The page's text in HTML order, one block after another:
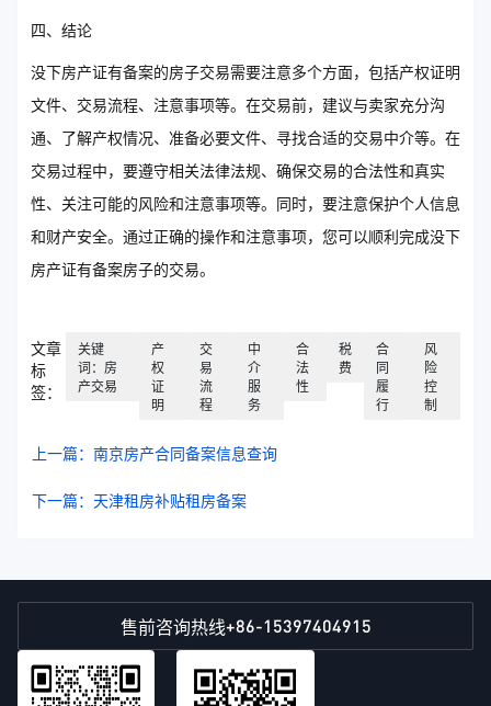
四、结论
没下房产证有备案的房子交易需要注意多个方面，包括产权证明
文件、交易流程、注意事项等。在交易前，建议与卖家充分沟
通、了解产权情况、准备必要文件、寻找合适的交易中介等。在
交易过程中，要遵守相关法律法规、确保交易的合法性和真实
性、关注可能的风险和注意事项等。同时，要注意保护个人信息
和财产安全。通过正确的操作和注意事项，您可以顺利完成没下
房产证有备案房子的交易。
文章
标
签：
关键
词：房
产交易
产
权
证
明
交
易
流
程
中
介
服
务
合
法
性
税
费
合
同
履
行
风
险
控
制
上一篇：南京房产合同备案信息查询
下一篇：天津租房补贴租房备案
售前咨询热线+86-15397404915